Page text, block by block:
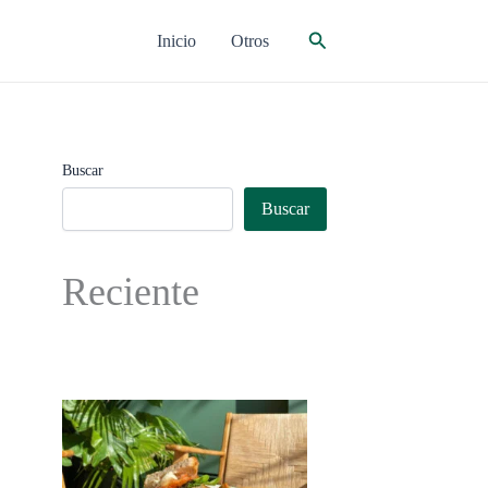
Inicio Otros Buscar
Buscar
Buscar
Reciente